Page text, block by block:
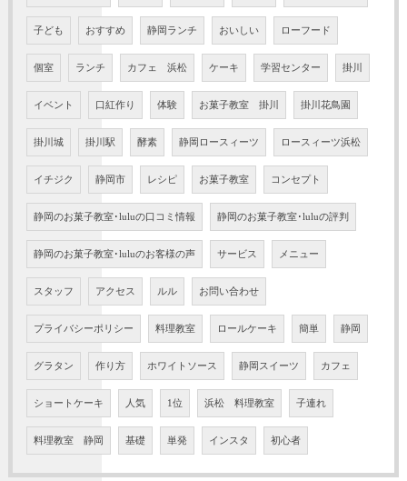
子ども おすすめ 静岡ランチ おいしい ローフード
個室 ランチ カフェ 浜松 ケーキ 学習センター 掛川
イベント 口紅作り 体験 お菓子教室 掛川 掛川花鳥園
掛川城 掛川駅 酵素 静岡ロースィーツ ロースィーツ浜松
イチジク 静岡市 レシピ お菓子教室 コンセプト
静岡のお菓子教室･luluの口コミ情報 静岡のお菓子教室･luluの評判
静岡のお菓子教室･luluのお客様の声 サービス メニュー
スタッフ アクセス ルル お問い合わせ
プライバシーポリシー 料理教室 ロールケーキ 簡単 静岡
グラタン 作り方 ホワイトソース 静岡スイーツ カフェ
ショートケーキ 人気 1位 浜松 料理教室 子連れ
料理教室 静岡 基礎 単発 インスタ 初心者